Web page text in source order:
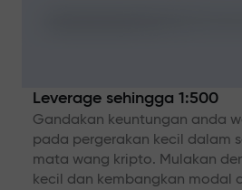
Leverage sehingga 1:500
Gandakan keuntungan anda
pada pergerakan kecil dalam
mata wang kripto. Mulakan
kecil dan kembangkan modal